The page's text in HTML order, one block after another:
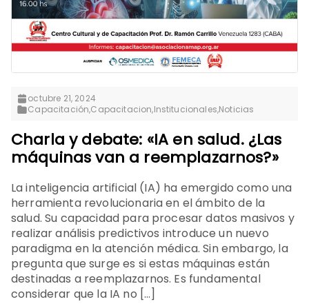
octubre 21, 2024
Capacitación,Capacitacion,Institucionales,Noticias
Charla y debate: «IA en salud. ¿Las
máquinas van a reemplazarnos?»
La inteligencia artificial (IA) ha emergido como una
herramienta revolucionaria en el ámbito de la
salud. Su capacidad para procesar datos masivos y
realizar análisis predictivos introduce un nuevo
paradigma en la atención médica. Sin embargo, la
pregunta que surge es si estas máquinas están
destinadas a reemplazarnos. Es fundamental
considerar que la IA no […]